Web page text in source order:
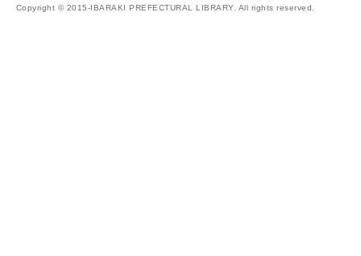
Copyright © 2015-IBARAKI PREFECTURAL LIBRARY. All rights reserved.